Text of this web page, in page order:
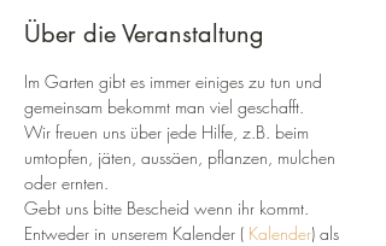
Über die Veranstaltung
Im Garten gibt es immer einiges zu tun und
gemeinsam bekommt man viel geschafft.
Wir freuen uns über jede Hilfe, z.B. beim
umtopfen, jäten, aussäen, pflanzen, mulchen
oder ernten.
Gebt uns bitte Bescheid wenn ihr kommt.
Entweder in unserem Kalender ( Kalender) als